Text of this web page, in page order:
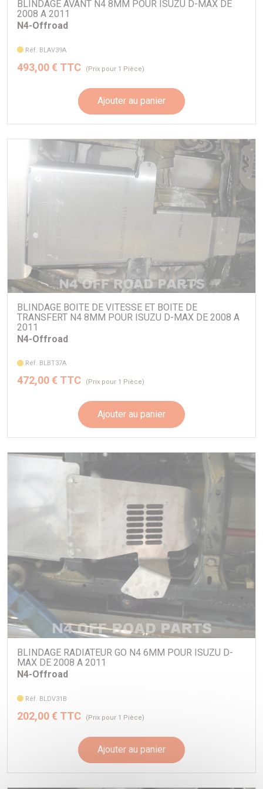
Adapté pour les véhicules suivants :
Isuzu D-Max de 2008 à 2011
BLINDAGE AVANT N4 8MM POUR ISUZU D-MAX DE
2008 A 2011
N4-Offroad
Réf. BLAV39A
493,00 € TTC (Prix pour 1 Pièce)
Ajouter au panier
BLINDAGE BOITE DE VITESSE ET BOITE DE
TRANSFERT N4 8MM POUR ISUZU D-MAX DE 2008 A
2011
N4-Offroad
Réf. BLBT37A
472,00 € TTC (Prix pour 1 Pièce)
Ajouter au panier
BLINDAGE RADIATEUR GO N4 6MM POUR ISUZU D-
MAX DE 2008 A 2011
N4-Offroad
Réf. BLDV31B
202,00 € TTC (Prix pour 1 Pièce)
Ajouter au panier